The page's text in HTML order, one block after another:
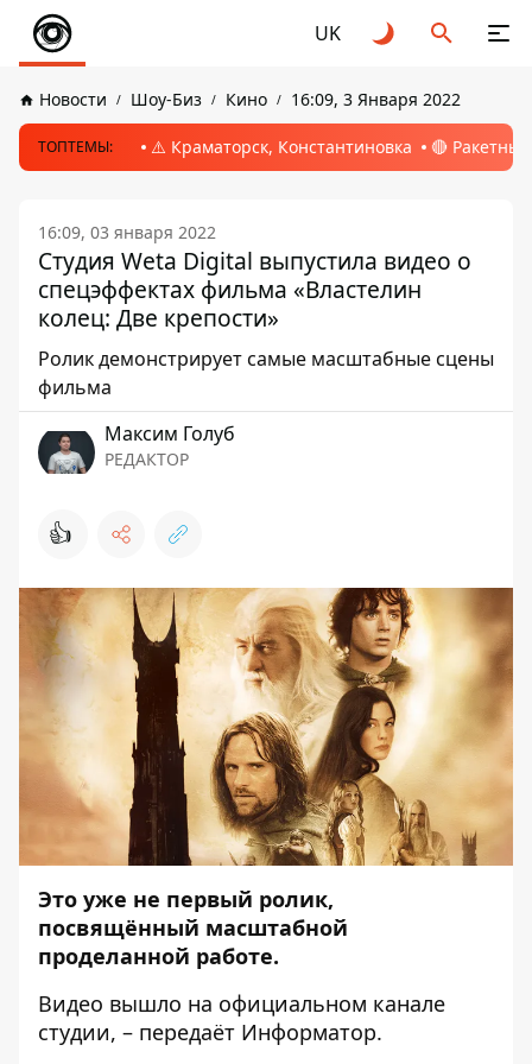
UK
Новости Шоу-Биз Кино 16:09, 3 Января 2022
ТОПТЕМЫ: ⚠️ Краматорск, Константиновка 🔴
16:09, 03 января 2022
Студия Weta Digital выпустила видео о
спецэффектах фильма «Властелин
колец: Две крепости»
Ролик демонстрирует самые масштабные сцены
фильма
Максим Голуб
РЕДАКТОР
👍
Это уже не первый ролик,
посвящённый масштабной
проделанной работе.
Видео вышло на официальном канале
студии, – передаёт Информатор.